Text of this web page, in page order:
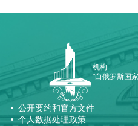
机构
“白俄罗斯国
公开要约和官方文件
个人数据处理政策